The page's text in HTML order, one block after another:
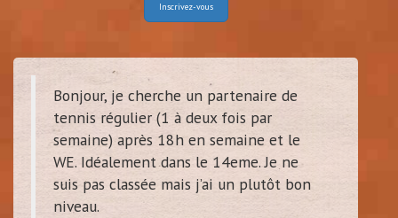
Inscrivez-vous
Bonjour, je cherche un partenaire de
tennis régulier (1 à deux fois par
semaine) après 18h en semaine et le
WE. Idéalement dans le 14eme. Je ne
suis pas classée mais j’ai un plutôt bon
niveau.